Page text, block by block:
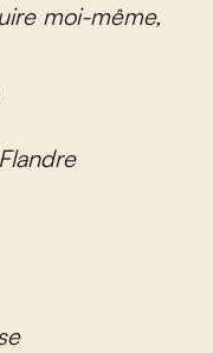
moi-même,